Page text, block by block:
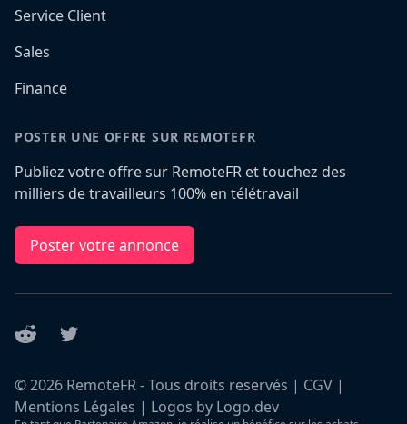
Service Client
Sales
Finance
POSTER UNE OFFRE SUR REMOTEFR
Publiez votre offre sur RemoteFR et touchez des
milliers de travailleurs 100% en télétravail
Poster votre annonce
Reddit Twitter
©2026 RemoteFR - Tous droits reservés | CGV |
Mentions Légales | Logos by Logo.dev